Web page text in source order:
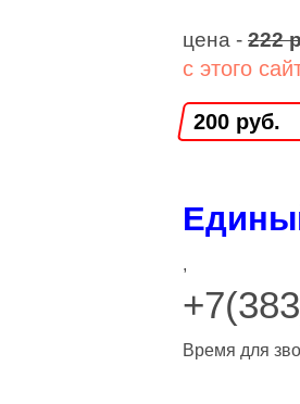
цена - 222
с этого
200 руб.
,
Время для